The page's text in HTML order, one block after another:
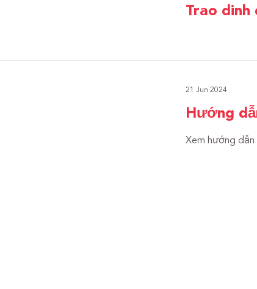
Trao dinh
21 Jun 2024
Hướng
Xem hướng